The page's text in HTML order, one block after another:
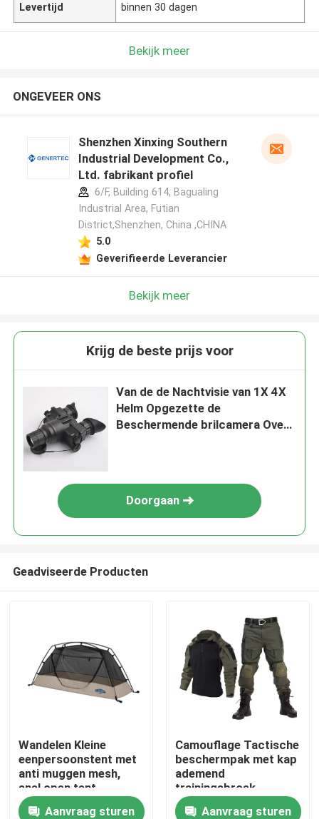
Thuis
Producten
Levertijd binnen 30 dagen
Bekijk meer
ONGEVEER ONS
Shenzhen Xinxing Southern
Industrial Development Co.,
Ltd. fabrikant profiel
6/F, Building 614, Bagualing
Industrial Area, Futian
District,Shenzhen, China ,CHINA
5.0
Geverifieerde Leverancier
Bekijk meer
Krijg de beste prijs voor
Van de de Nachtvisie van 1X 4X
Helm Opgezette de
Beschermende brilcamera Over
Doorgaan
Geadviseerde Producten
Wandelen Kleine
eenpersoonstent met
anti muggen mesh,
snel open tent
Aanvraag sturen
Camouflage Tactische
beschermpak met kap
ademend
trainingsbroek
overhemd en broek
Aanvraag sturen